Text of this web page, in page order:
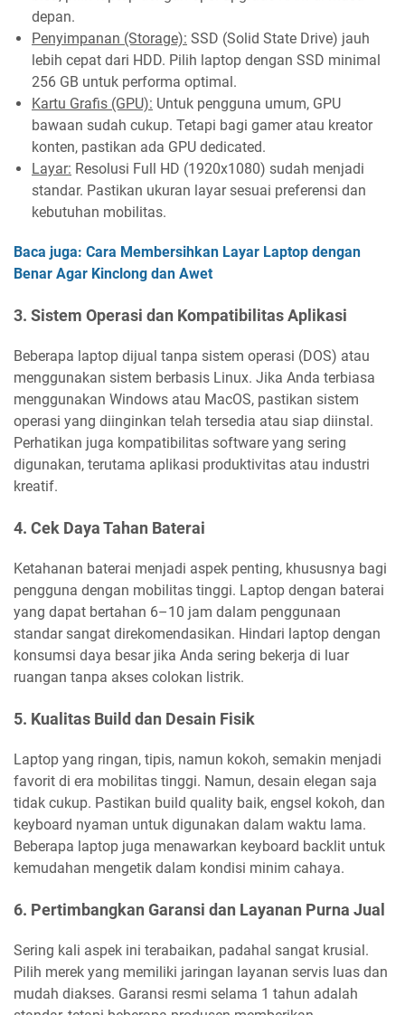
depan.
Penyimpanan (Storage): SSD (Solid State Drive) jauh
lebih cepat dari HDD. Pilih laptop dengan SSD minimal
256 GB untuk performa optimal.
Kartu Grafis (GPU): Untuk pengguna umum, GPU
bawaan sudah cukup. Tetapi bagi gamer atau kreator
konten, pastikan ada GPU dedicated.
Layar: Resolusi Full HD (1920x1080) sudah menjadi
standar. Pastikan ukuran layar sesuai preferensi dan
kebutuhan mobilitas.
Baca juga: Cara Membersihkan Layar Laptop dengan
Benar Agar Kinclong dan Awet
3. Sistem Operasi dan Kompatibilitas Aplikasi
Beberapa laptop dijual tanpa sistem operasi (DOS) atau
menggunakan sistem berbasis Linux. Jika Anda terbiasa
menggunakan Windows atau MacOS, pastikan sistem
operasi yang diinginkan telah tersedia atau siap diinstal.
Perhatikan juga kompatibilitas software yang sering
digunakan, terutama aplikasi produktivitas atau industri
kreatif.
4. Cek Daya Tahan Baterai
Ketahanan baterai menjadi aspek penting, khususnya bagi
pengguna dengan mobilitas tinggi. Laptop dengan baterai
yang dapat bertahan 6–10 jam dalam penggunaan
standar sangat direkomendasikan. Hindari laptop dengan
konsumsi daya besar jika Anda sering bekerja di luar
ruangan tanpa akses colokan listrik.
5. Kualitas Build dan Desain Fisik
Laptop yang ringan, tipis, namun kokoh, semakin menjadi
favorit di era mobilitas tinggi. Namun, desain elegan saja
tidak cukup. Pastikan build quality baik, engsel kokoh, dan
keyboard nyaman untuk digunakan dalam waktu lama.
Beberapa laptop juga menawarkan keyboard backlit untuk
kemudahan mengetik dalam kondisi minim cahaya.
6. Pertimbangkan Garansi dan Layanan Purna Jual
Sering kali aspek ini terabaikan, padahal sangat krusial.
Pilih merek yang memiliki jaringan layanan servis luas dan
mudah diakses. Garansi resmi selama 1 tahun adalah